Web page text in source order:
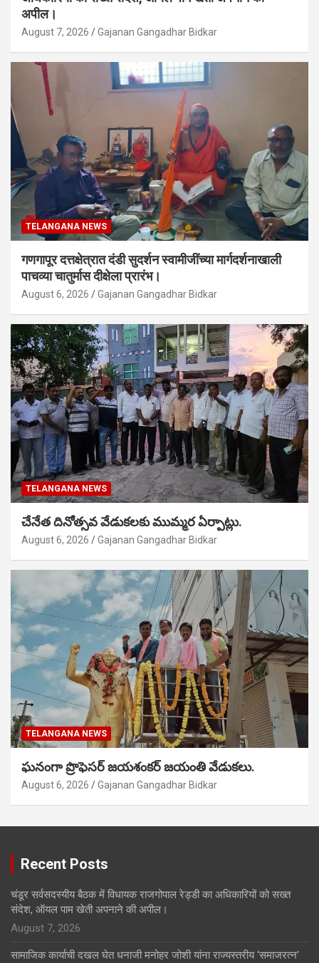
अपील।
August 7, 2026 Gajanan Gangadhar Bidkar
TELANGANA NEWS
गणगापूर दत्तक्षेत्रात दंडी सुदर्शन स्वामीजींच्या मार्गदर्शनाखाली
पाचव्या चातुर्मास दीक्षेला प्रारंभ।
August 6, 2026 Gajanan Gangadhar Bidkar
TELANGANA NEWS
చేనేత దినోత్సవ వేడుకలకు ముమ్మర ఏర్పాట్లు.
August 6, 2026 Gajanan Gangadhar Bidkar
TELANGANA NEWS
ఘనంగా ప్రొఫెసర్ జయశంకర్ జయంతి వేడుకలు.
August 6, 2026 Gajanan Gangadhar Bidkar
Recent Posts
चंडूर सर्वसदस्यीय बैठक में विधायक राजगोपाल रेड्डी का अधिकारियों को सख्त
संदेश, ऑयल पाम खेती अपनाने की अपील।
August 7, 2026
सामाजिक कार्याची दखल घेत धनाजी मनोहर जोशी यांना राज्यस्तरीय ‘समाजरत्न’